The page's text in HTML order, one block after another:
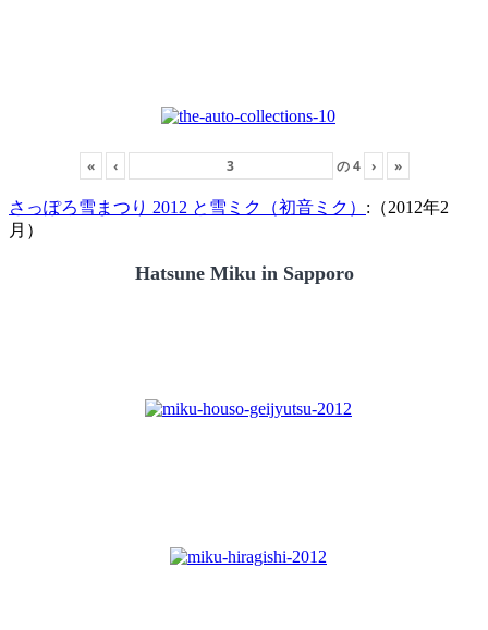
« ‹ の4 › »
さっぽろ雪まつり 2012 と雪ミク（初音ミク） :（2012年2
月）
Hatsune Miku in Sapporo